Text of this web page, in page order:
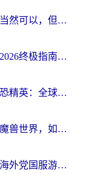
身在国外可以玩王者吗？当然可以，但你需要这份“加速”指南
海外游戏加速器哪个好？2026终极指南帮你畅玩国服+解决卡顿难题
身在海外，如何找回《反恐精英：全球攻势》国服的丝滑手感？一份给你的终极指南
从纽约到暴风城：美国玩魔兽世界，如何找到你的最佳网络航线
日本怎么玩奥拉星不卡？海外党国服游戏加速器选择全攻略